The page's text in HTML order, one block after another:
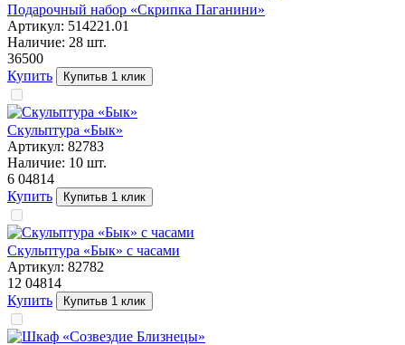
Подарочный набор «Скрипка Паганини»
Артикул: 514221.01
Наличие: 28 шт.
36500
Купить
Купитьв 1 клик
Скульптура «Бык»
Артикул: 82783
Наличие: 10 шт.
6 04814
Купить
Купитьв 1 клик
Скульптура «Бык» с часами
Артикул: 82782
12 04814
Купить
Купитьв 1 клик